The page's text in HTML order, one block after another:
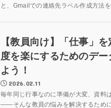
と、Gmailでの連絡先ラベル作成方法
【教員向け】「仕事」
度を楽にするためのデ
よう！
2026.02.11
毎年同じ行事なのに準備が大変、資料
――そんな教員の悩みを解決するため